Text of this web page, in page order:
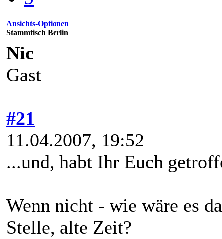
Ansichts-Optionen
Stammtisch Berlin
Nic
Gast
#21
11.04.2007, 19:52
...und, habt Ihr Euch
Wenn nicht - wie wäre es
Stelle, alte Zeit?